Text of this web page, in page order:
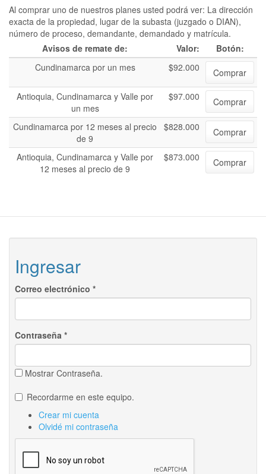
Al comprar uno de nuestros planes usted podrá ver: La dirección
exacta de la propiedad, lugar de la subasta (juzgado o DIAN),
número de proceso, demandante, demandado y matrícula.
Avisos de remate de:
Valor:
Botón:
Cundinamarca por un mes
$92.000
Comprar
Antioquia, Cundinamarca y Valle por
un mes
$97.000 Comprar
Cundinamarca por 12 meses al precio
de 9
$828.000 Comprar
Antioquia, Cundinamarca y Valle por
12 meses al precio de 9
$873.000 Comprar
Ingresar
Correo electrónico *
Contraseña *
Mostrar Contraseña.
Recordarme en este equipo.
Crear mi cuenta
Olvidé mi contraseña